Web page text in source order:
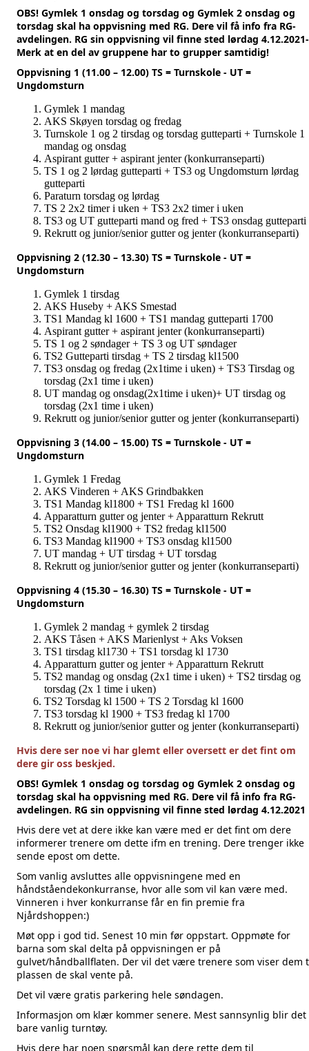
OBS! Gymlek 1 onsdag og torsdag og Gymlek 2 onsdag og
torsdag skal ha oppvisning med RG. Dere vil få info fra RG-
avdelingen. RG sin oppvisning vil finne sted lørdag 4.12.2021-
Merk at en del av gruppene har to grupper samtidig!
Oppvisning 1 (11.00 – 12.00) TS = Turnskole - UT =
Ungdomsturn
Gymlek 1 mandag
AKS Skøyen torsdag og fredag
Turnskole 1 og 2 tirsdag og torsdag gutteparti + Turnskole 1
mandag og onsdag
Aspirant gutter + aspirant jenter (konkurranseparti)
TS 1 og 2 lørdag gutteparti + TS3 og Ungdomsturn lørdag
gutteparti
Paraturn torsdag og lørdag
TS 2 2x2 timer i uken + TS3 2x2 timer i uken
TS3 og UT gutteparti mand og fred + TS3 onsdag gutteparti
Rekrutt og junior/senior gutter og jenter (konkurranseparti)
Oppvisning 2 (12.30 – 13.30) TS = Turnskole - UT =
Ungdomsturn
Gymlek 1 tirsdag
AKS Huseby + AKS Smestad
TS1 Mandag kl 1600 + TS1 mandag gutteparti 1700
Aspirant gutter + aspirant jenter (konkurranseparti)
TS 1 og 2 søndager + TS 3 og UT søndager
TS2 Gutteparti tirsdag + TS 2 tirsdag kl1500
TS3 onsdag og fredag (2x1time i uken) + TS3 Tirsdag og
torsdag (2x1 time i uken)
UT mandag og onsdag(2x1time i uken)+ UT tirsdag og
torsdag (2x1 time i uken)
Rekrutt og junior/senior gutter og jenter (konkurranseparti)
Oppvisning 3 (14.00 – 15.00) TS = Turnskole - UT =
Ungdomsturn
Gymlek 1 Fredag
AKS Vinderen + AKS Grindbakken
TS1 Mandag kl1800 + TS1 Fredag kl 1600
Apparatturn gutter og jenter + Apparatturn Rekrutt
TS2 Onsdag kl1900 + TS2 fredag kl1500
TS3 Mandag kl1900 + TS3 onsdag kl1500
UT mandag + UT tirsdag + UT torsdag
Rekrutt og junior/senior gutter og jenter (konkurranseparti)
Oppvisning 4 (15.30 – 16.30) TS = Turnskole - UT =
Ungdomsturn
Gymlek 2 mandag + gymlek 2 tirsdag
AKS Tåsen + AKS Marienlyst + Aks Voksen
TS1 tirsdag kl1730 + TS1 torsdag kl 1730
Apparatturn gutter og jenter + Apparatturn Rekrutt
TS2 mandag og onsdag (2x1 time i uken) + TS2 tirsdag og
torsdag (2x 1 time i uken)
TS2 Torsdag kl 1500 + TS 2 Torsdag kl 1600
TS3 torsdag kl 1900 + TS3 fredag kl 1700
Rekrutt og junior/senior gutter og jenter (konkurranseparti)
Hvis dere ser noe vi har glemt eller oversett er det fint om
dere gir oss beskjed.
OBS! Gymlek 1 onsdag og torsdag og Gymlek 2 onsdag og
torsdag skal ha oppvisning med RG. Dere vil få info fra RG-
avdelingen. RG sin oppvisning vil finne sted lørdag 4.12.2021
Hvis dere vet at dere ikke kan være med er det fint om dere
informerer trenere om dette ifm en trening. Dere trenger ikke
sende epost om dette.
Som vanlig avsluttes alle oppvisningene med en
håndståendekonkurranse, hvor alle som vil kan være med.
Vinneren i hver konkurranse får en fin premie fra
Njårdshoppen:)
Møt opp i god tid. Senest 10 min før oppstart. Oppmøte for
barna som skal delta på oppvisningen er på
gulvet/håndballflaten. Der vil det være trenere som viser dem
plassen de skal vente på.
Det vil være gratis parkering hele søndagen.
Informasjon om klær kommer senere. Mest sannsynlig blir det
bare vanlig turntøy.
Hvis dere har noen spørsmål kan dere rette dem til